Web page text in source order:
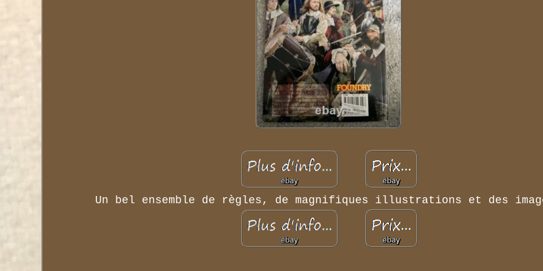
Un bel ensemble de règles, de magnifiques illustrations et des